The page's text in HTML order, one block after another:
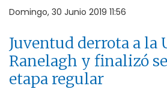
Domingo, 30 Junio 2019 11:56
Juventud derrota a la
Ranelagh y finalizó
etapa regular